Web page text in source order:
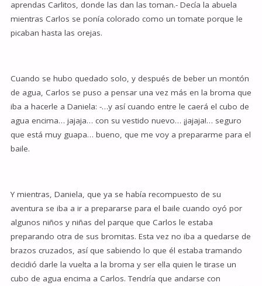
aprendas Carlitos, donde las dan las toman.- Decía la abuela
mientras Carlos se ponía colorado como un tomate porque le
picaban hasta las orejas.
Cuando se hubo quedado solo, y después de beber un montón
de agua, Carlos se puso a pensar una vez más en la broma que
iba a hacerle a Daniela: -…y así cuando entre le caerá el cubo de
agua encima… jajaja… con su vestido nuevo… ¡jajaja!… seguro
que está muy guapa… bueno, que me voy a prepararme para el
baile.
Y mientras, Daniela, que ya se había recompuesto de su
aventura se iba a ir a prepararse para el baile cuando oyó por
algunos niños y niñas del parque que Carlos le estaba
preparando otra de sus bromitas. Esta vez no iba a quedarse de
brazos cruzados, así que sabiendo lo que él estaba tramando
decidió darle la vuelta a la broma y ser ella quien le tirase un
cubo de agua encima a Carlos. Tendría que andarse con